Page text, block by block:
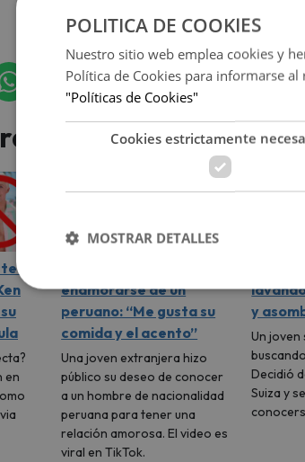
de
en
enamorarse de un
peruano: “Me gusta su
comida y el acento”
Una joven extranjera hizo
público su deseo de conocer
a un hombre de nacionalidad
peruana para tener una
relación amorosa. El video es
viral en TikTok.
y
Un joven
Decidió
Suiza y
POLITICA DE COOKIES
Nuestro sitio web emplea cookies y
Política de Cookies para informarse
"Políticas de Cookies"
Cookies estrictamente
MOSTRAR DETALLES